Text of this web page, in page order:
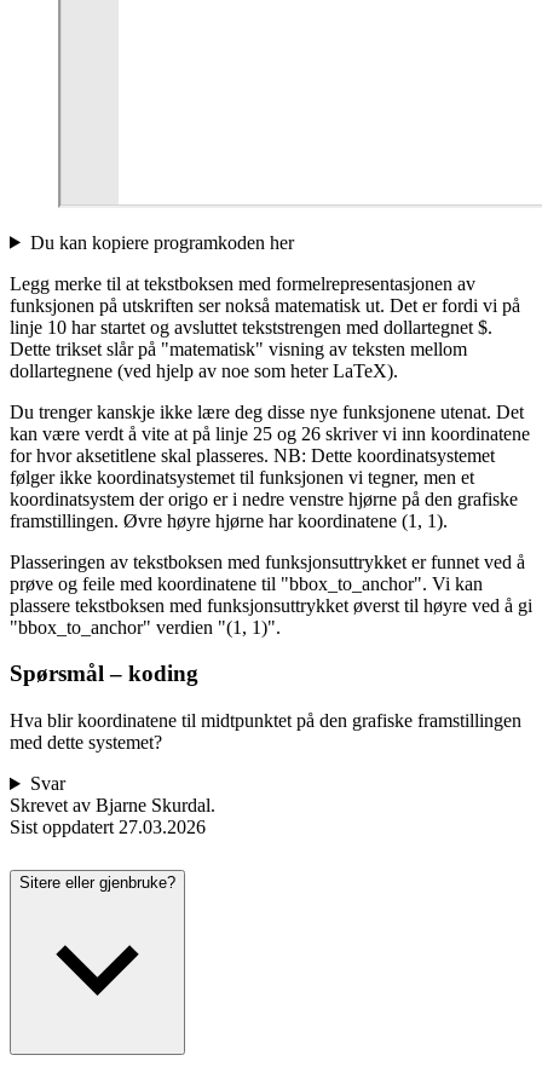
Du kan kopiere programkoden her
Legg merke til at tekstboksen med formelrepresentasjonen av
funksjonen på utskriften ser nokså matematisk ut. Det er fordi vi på
linje 10 har startet og avsluttet tekststrengen med dollartegnet $.
Dette trikset slår på "matematisk" visning av teksten mellom
dollartegnene (ved hjelp av noe som heter LaTeX).
Du trenger kanskje ikke lære deg disse nye funksjonene utenat. Det
kan være verdt å vite at på linje 25 og 26 skriver vi inn koordinatene
for hvor aksetitlene skal plasseres. NB: Dette koordinatsystemet
følger ikke koordinatsystemet til funksjonen vi tegner, men et
koordinatsystem der origo er i nedre venstre hjørne på den grafiske
framstillingen. Øvre høyre hjørne har koordinatene (1, 1).
Plasseringen av tekstboksen med funksjonsuttrykket er funnet ved å
prøve og feile med koordinatene til "bbox_to_anchor". Vi kan
plassere tekstboksen med funksjonsuttrykket øverst til høyre ved å gi
"bbox_to_anchor" verdien "(1, 1)".
Spørsmål – koding
Hva blir koordinatene til midtpunktet på den grafiske framstillingen
med dette systemet?
Svar
Skrevet av Bjarne Skurdal.
Sist oppdatert 27.03.2026
Sitere eller gjenbruke?